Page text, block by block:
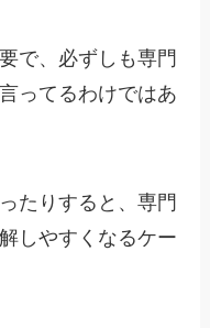
で、必ずしも専門
ってるわけではあ
たりすると、専門
しやすくなるケー